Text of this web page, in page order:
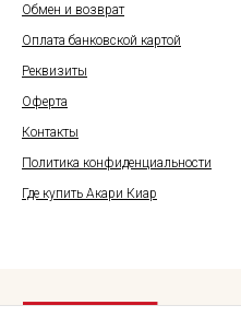
Обмен и возврат
Оплата банковской картой
Реквизиты
Оферта
Контакты
Политика конфиденциальности
Где купить Акари Киар